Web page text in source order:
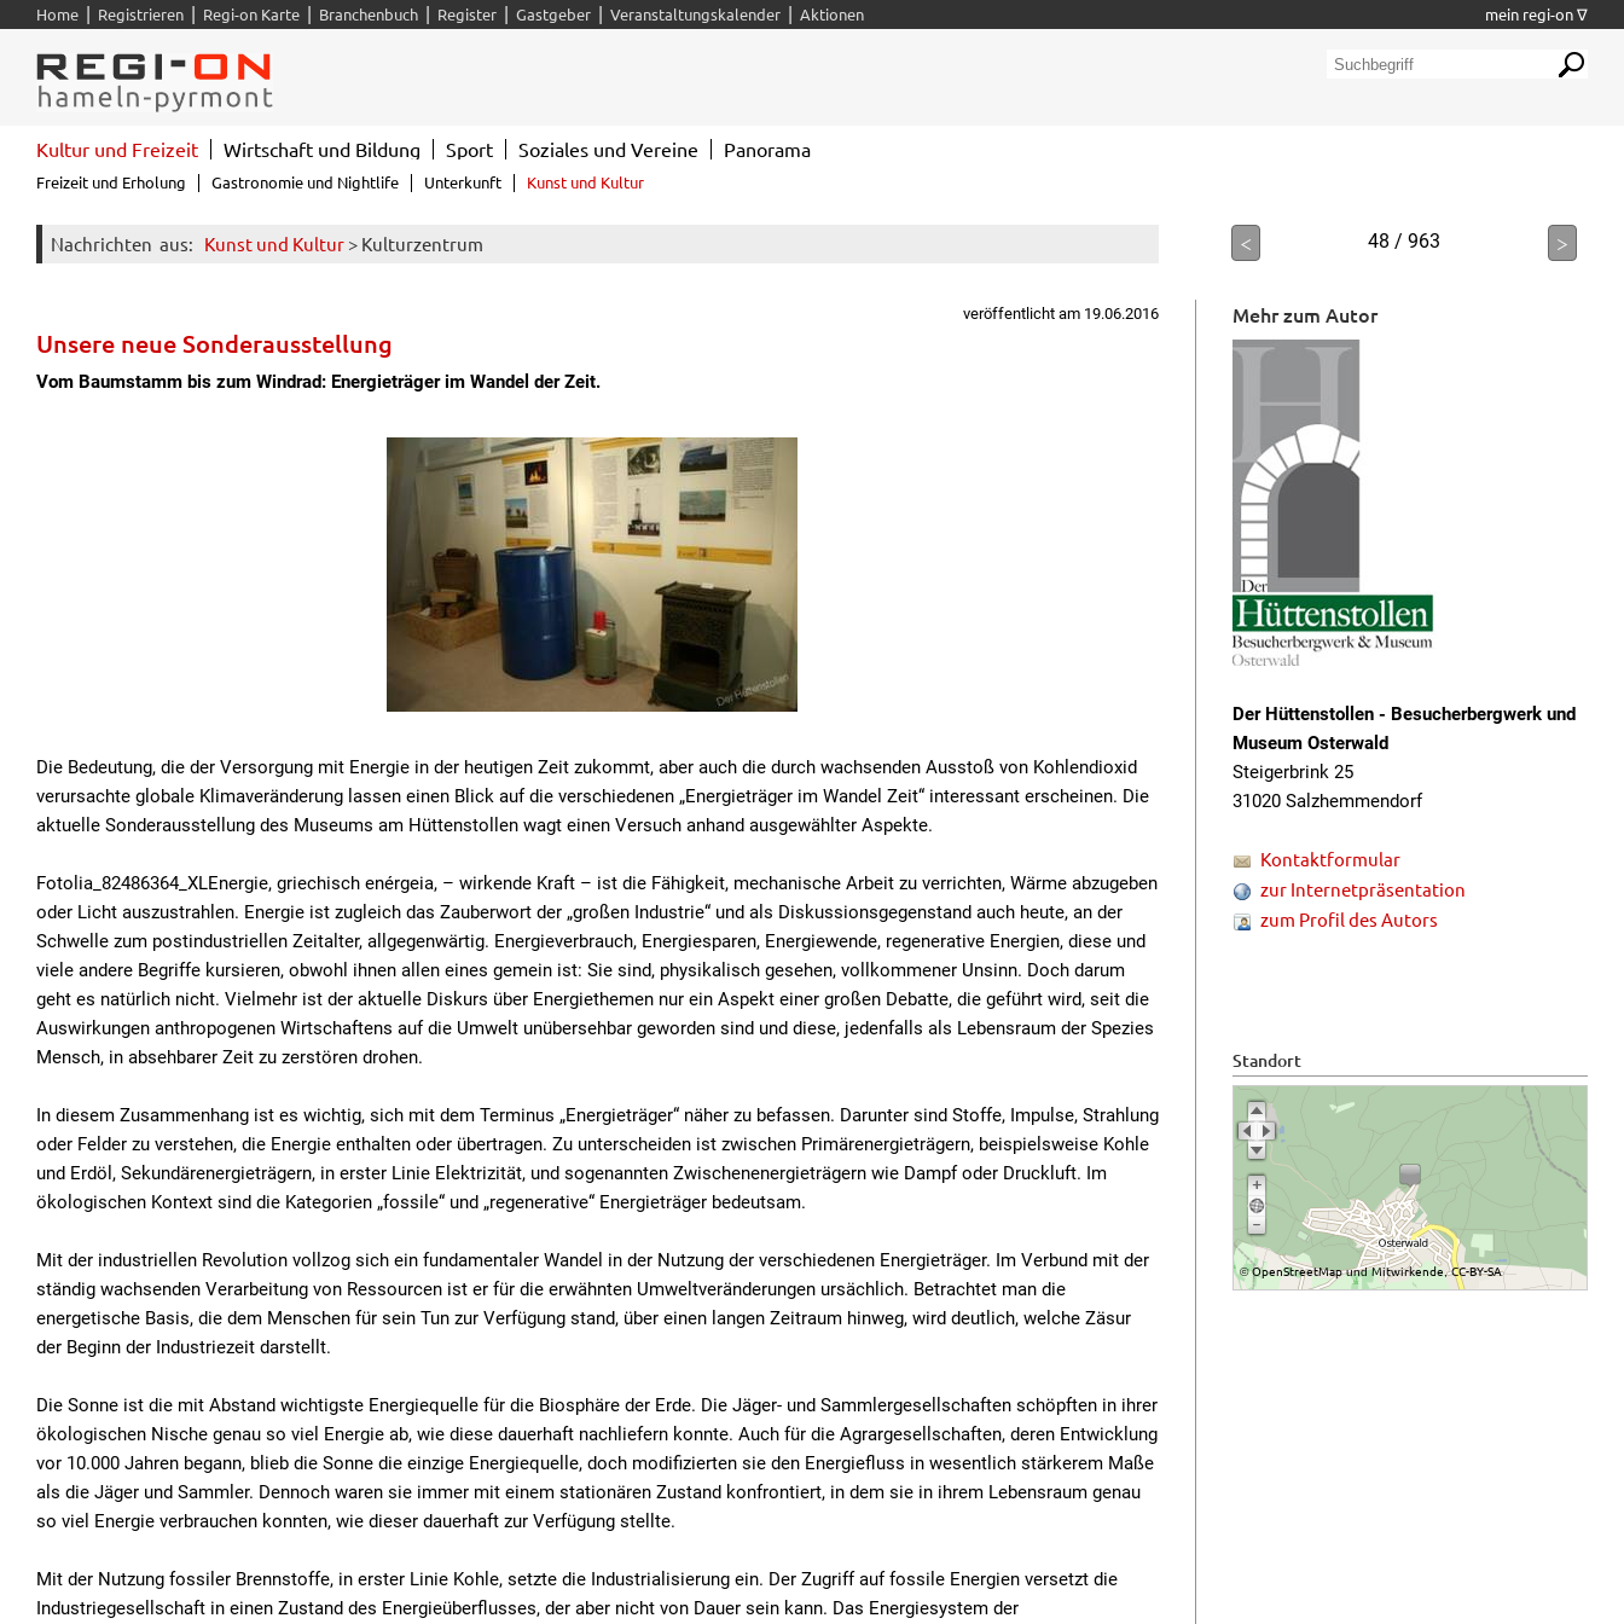
Nachrichten aus: Kunst und Kultur > Kulturzentrum < 48 / 963 >
veröffentlicht am 19.06.2016
Unsere neue Sonderausstellung
Vom Baumstamm bis zum Windrad: Energieträger im Wandel der Zeit.
Die Bedeutung, die der Versorgung mit Energie in der heutigen Zeit zukommt, aber auch die durch wachsenden Ausstoß von Kohlendioxid
verursachte globale Klimaveränderung lassen einen Blick auf die verschiedenen „Energieträger im Wandel Zeit“ interessant erscheinen. Die
aktuelle Sonderausstellung des Museums am Hüttenstollen wagt einen Versuch anhand ausgewählter Aspekte.
Fotolia_82486364_XLEnergie, griechisch enérgeia, – wirkende Kraft – ist die Fähigkeit, mechanische Arbeit zu verrichten, Wärme abzugeben
oder Licht auszustrahlen. Energie ist zugleich das Zauberwort der „großen Industrie“ und als Diskussionsgegenstand auch heute, an der
Schwelle zum postindustriellen Zeitalter, allgegenwärtig. Energieverbrauch, Energiesparen, Energiewende, regenerative Energien, diese und
viele andere Begriffe kursieren, obwohl ihnen allen eines gemein ist: Sie sind, physikalisch gesehen, vollkommener Unsinn. Doch darum
geht es natürlich nicht. Vielmehr ist der aktuelle Diskurs über Energiethemen nur ein Aspekt einer großen Debatte, die geführt wird, seit die
Auswirkungen anthropogenen Wirtschaftens auf die Umwelt unübersehbar geworden sind und diese, jedenfalls als Lebensraum der Spezies
Mensch, in absehbarer Zeit zu zerstören drohen.
In diesem Zusammenhang ist es wichtig, sich mit dem Terminus „Energieträger“ näher zu befassen. Darunter sind Stoffe, Impulse, Strahlung
oder Felder zu verstehen, die Energie enthalten oder übertragen. Zu unterscheiden ist zwischen Primärenergieträgern, beispielsweise Kohle
und Erdöl, Sekundärenergieträgern, in erster Linie Elektrizität, und sogenannten Zwischenenergieträgern wie Dampf oder Druckluft. Im
ökologischen Kontext sind die Kategorien „fossile“ und „regenerative“ Energieträger bedeutsam.
Mit der industriellen Revolution vollzog sich ein fundamentaler Wandel in der Nutzung der verschiedenen Energieträger. Im Verbund mit der
ständig wachsenden Verarbeitung von Ressourcen ist er für die erwähnten Umweltveränderungen ursächlich. Betrachtet man die
energetische Basis, die dem Menschen für sein Tun zur Verfügung stand, über einen langen Zeitraum hinweg, wird deutlich, welche Zäsur
der Beginn der Industriezeit darstellt.
Die Sonne ist die mit Abstand wichtigste Energiequelle für die Biosphäre der Erde. Die Jäger- und Sammlergesellschaften schöpften in ihrer
ökologischen Nische genau so viel Energie ab, wie diese dauerhaft nachliefern konnte. Auch für die Agrargesellschaften, deren Entwicklung
vor 10.000 Jahren begann, blieb die Sonne die einzige Energiequelle, doch modifizierten sie den Energiefluss in wesentlich stärkerem Maße
als die Jäger und Sammler. Dennoch waren sie immer mit einem stationären Zustand konfrontiert, in dem sie in ihrem Lebensraum genau
so viel Energie verbrauchen konnten, wie dieser dauerhaft zur Verfügung stellte.
Mit der Nutzung fossiler Brennstoffe, in erster Linie Kohle, setzte die Industrialisierung ein. Der Zugriff auf fossile Energien versetzt die
Industriegesellschaft in einen Zustand des Energieüberflusses, der aber nicht von Dauer sein kann. Das Energiesystem der
Mehr zum Autor
Der Hüttenstollen - Besucherbergwerk und
Museum Osterwald
Steigerbrink 25
31020 Salzhemmendorf
Kontaktformular
zur Internetpräsentation
zum Profil des Autors
Standort
©OpenStreetMapundMitwirkende ,CC-BY-SA
Home | Registrieren | Regi-on Karte | Branchenbuch | Register | Gastgeber | Veranstaltungskalender | Aktionen mein regi-on ∇
Kultur und Freizeit
Freizeit und Erholung Gastronomie und Nightlife Unterkunft Kunst und Kultur
Wirtschaft und Bildung Sport Soziales und Vereine Panorama